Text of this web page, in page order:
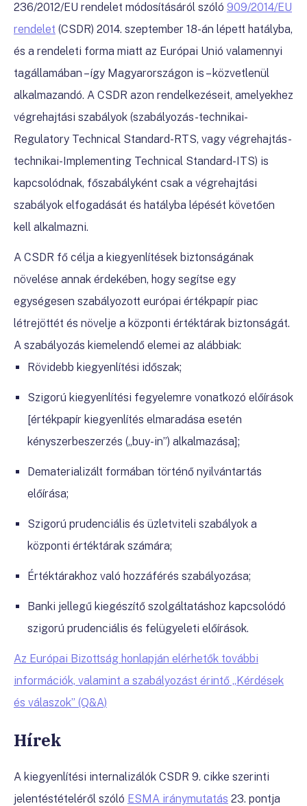
236/2012/EU rendelet módosításáról szóló 909/2014/EU
rendelet (CSDR) 2014. szeptember 18-án lépett hatályba,
és a rendeleti forma miatt az Európai Unió valamennyi
tagállamában – így Magyarországon is – közvetlenül
alkalmazandó. A CSDR azon rendelkezéseit, amelyekhez
végrehajtási szabályok (szabályozás-technikai-
Regulatory Technical Standard-RTS, vagy végrehajtás-
technikai-Implementing Technical Standard-ITS) is
kapcsolódnak, főszabályként csak a végrehajtási
szabályok elfogadását és hatályba lépését követően
kell alkalmazni.
A CSDR fő célja a kiegyenlítések biztonságának
növelése annak érdekében, hogy segítse egy
egységesen szabályozott európai értékpapír piac
létrejöttét és növelje a központi értéktárak biztonságát.
A szabályozás kiemelendő elemei az alábbiak:
Rövidebb kiegyenlítési időszak;
Szigorú kiegyenlítési fegyelemre vonatkozó előírások
[értékpapír kiegyenlítés elmaradása esetén
kényszerbeszerzés („buy-in”) alkalmazása];
Dematerializált formában történő nyilvántartás
előírása;
Szigorú prudenciális és üzletviteli szabályok a
központi értéktárak számára;
Értéktárakhoz való hozzáférés szabályozása;
Banki jellegű kiegészítő szolgáltatáshoz kapcsolódó
szigorú prudenciális és felügyeleti előírások.
Az Európai Bizottság honlapján elérhetők további
információk, valamint a szabályozást érintő „Kérdések
és válaszok” (Q&A)
Hírek
A kiegyenlítési internalizálók CSDR 9. cikke szerinti
jelentéstételéről szóló ESMA iránymutatás 23. pontja